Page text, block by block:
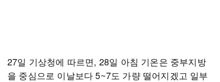
27일 기상청에 따르면, 28일 아침 기온은 중부지방
을 중심으로 이날보다 5~7도 가량 떨어지겠고 일부